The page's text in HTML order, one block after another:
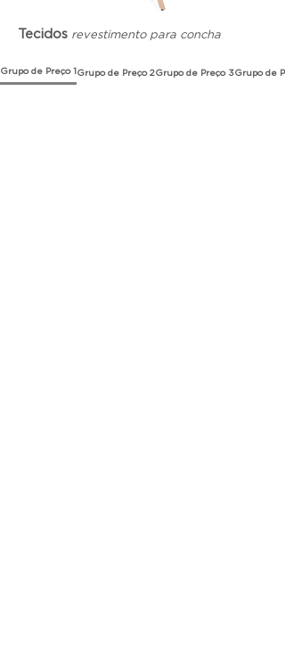
Tecidos revestimento para concha
Grupo de Preço 1 Grupo de Preço 2Grupo de Preço 3Grupo de